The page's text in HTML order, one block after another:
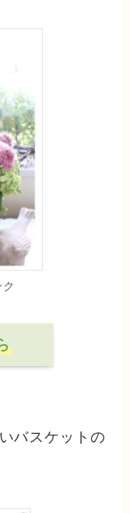
バスケットの